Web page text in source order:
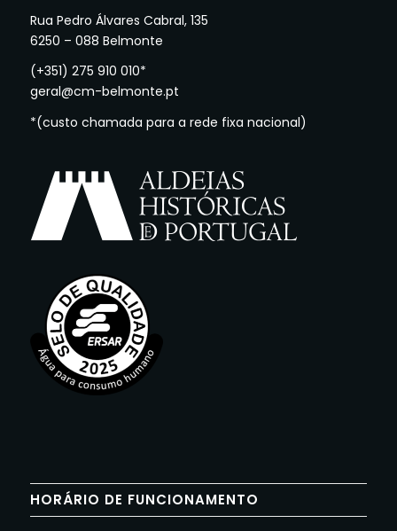
Rua Pedro Álvares Cabral, 135
6250 – 088 Belmonte
(+351) 275 910 010*
geral@cm-belmonte.pt
*(custo chamada para a rede fixa nacional)
HORÁRIO DE FUNCIONAMENTO